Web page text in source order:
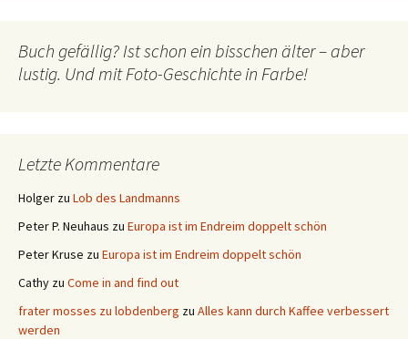
Buch gefällig? Ist schon ein bisschen älter – aber
lustig. Und mit Foto-Geschichte in Farbe!
Letzte Kommentare
Holger zu Lob des Landmanns
Peter P. Neuhaus zu Europa ist im Endreim doppelt schön
Peter Kruse zu Europa ist im Endreim doppelt schön
Cathy zu Come in and find out
frater mosses zu lobdenberg zu Alles kann durch Kaffee verbessert
werden